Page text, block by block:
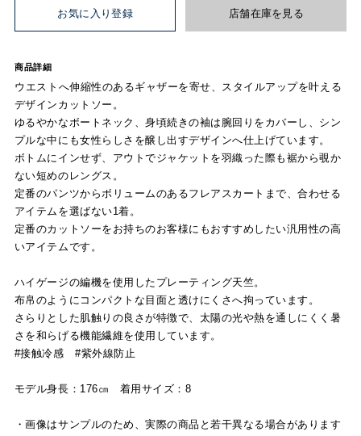
お気に入り登録 店舗在庫を見る
商品詳細
ウエストへ伸縮性のあるギャザーを寄せ、スタイルアップを叶える
デザインカットソー。
ゆるやかなボートネック、身頃続きの袖は腕回りをカバーし、シン
プルな中にも女性らしさを醸し出すデザインへ仕上げています。
ボトムにインせず、アウトでジャケットを羽織った際も裾から覗か
ない短めのレングス。
定番のパンツからボリュームのあるフレアスカートまで、合わせる
アイテムを選ばない1着。
定番のカットソーをお持ちのお客様にもおすすめしたい汎用性の高
いアイテムです。
ハイゲージの編機を使用したプレーティング天竺。
布帛のようにコンパクトな目面と透けにくさへ拘っています。
さらりとした肌触りの良さが特徴で、太陽の光や熱を通しにくく暑
さを和らげる機能繊維を使用しています。
#接触冷感 #紫外線防止
モデル身長：176㎝ 着用サイズ：8
・画像はサンプルのため、実際の商品と若干異なる場合があります